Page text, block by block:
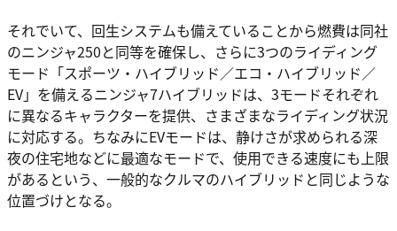
それでいて、回生システムも備えていることから燃費は同社
のニンジャ250と同等を確保し、さらに3つのライディング
モード「スポーツ・ハイブリッド／エコ・ハイブリッド／
EV」を備えるニンジャ7ハイブリッドは、3モードそれぞれ
に異なるキャラクターを提供、さまざまなライディング状況
に対応する。ちなみにEVモードは、静けさが求められる深
夜の住宅地などに最適なモードで、使用できる速度にも上限
があるという、一般的なクルマのハイブリッドと同じような
位置づけとなる。